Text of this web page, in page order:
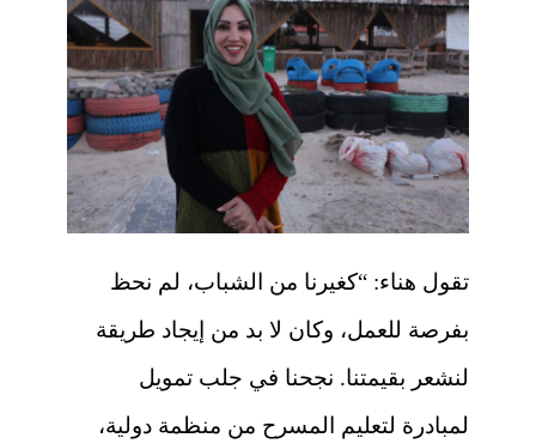
تقول هناء: “كغيرنا من الشباب، لم نحظ
بفرصة للعمل، وكان لا بد من إيجاد طريقة
لنشعر بقيمتنا. نجحنا في جلب تمويل
لمبادرة لتعليم المسرح من منظمة دولية،